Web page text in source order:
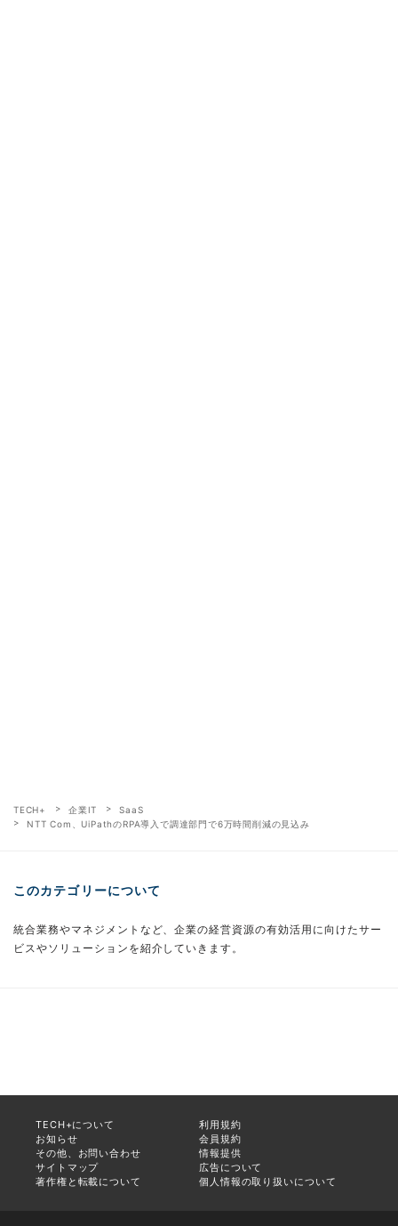
TECH+ 企業IT
SaaS
NTT Com、UiPathのRPA導入で調達部門で6万時間削減の見込み
このカテゴリーについて
統合業務やマネジメントなど、企業の経営資源の有効活用に向けたサー
ビスやソリューションを紹介していきます。
TECH+について
利用規約
お知らせ
会員規約
その他、お問い合わせ
情報提供
サイトマップ
広告について
著作権と転載について
個人情報の取り扱いについて